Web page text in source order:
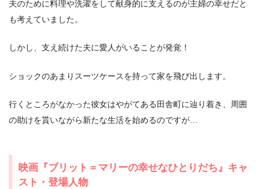
夫のために料理や洗濯をして献身的に支えるのが主婦の幸せだと
も考えていました。
しかし、支え続けた夫に愛人がいることが発覚！
ショックのあまりスーツケースを持って家を飛び出します。
行くところがなかった彼女はやがてある田舎町に辿り着き、周囲
の助けを貰いながら新たな生活を始めるのですが…
映画『ブリット＝マリーの幸せなひとりだち』キャ
スト・登場人物